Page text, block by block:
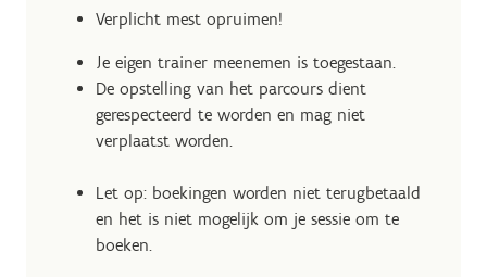
Verplicht mest opruimen!
Je eigen trainer meenemen is toegestaan.
De opstelling van het parcours dient
gerespecteerd te worden en mag niet
verplaatst worden.
Let op: boekingen worden niet terugbetaald
en het is niet mogelijk om je sessie om te
boeken.